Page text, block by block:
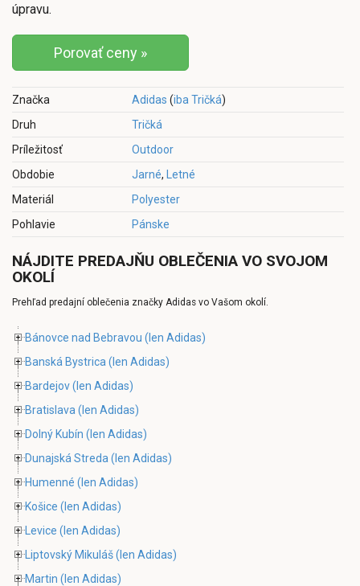
úpravu.
Porovať ceny »
Značka Adidas (iba Tričká)
Druh
Tričká
Príležitosť
Outdoor
Obdobie
Jarné,
Letné
Materiál
Polyester
Pohlavie
Pánske
NÁJDITE PREDAJŇU OBLEČENIA VO SVOJOM
OKOLÍ
Prehľad predajní oblečenia značky Adidas vo Vašom okolí.
Bánovce nad Bebravou (len Adidas)
Banská Bystrica (len Adidas)
Bardejov(len Adidas)
Bratislava (len Adidas)
Dolný Kubín (len Adidas)
Dunajská Streda (len Adidas)
Humenné (len Adidas)
Košice (len Adidas)
Levice (len Adidas)
Liptovský Mikuláš(len Adidas)
Martin (len Adidas)